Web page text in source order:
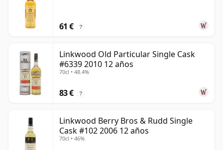
61 € ?
Linkwood Old Particular Single Cask
#6339 2010 12 años
70cl • 48.4%
83 € ?
Linkwood Berry Bros & Rudd Single
Cask #102 2006 12 años
70cl • 46%